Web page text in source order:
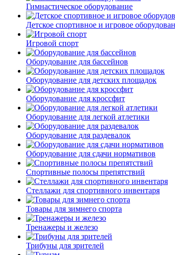
Гимнастическое оборудование
Детское спортивное и игровое
Игровой спорт
Оборудование для бассейнов
Оборудование для детских площадок
Оборудование для кроссфит
Оборудование для легкой атлетики
Оборудование для раздевалок
Оборудование для сдачи нормативов
Спортивные полосы препятствий
Стеллажи для спортивного инвентаря
Товары для зимнего спорта
Тренажеры и железо
Трибуны для зрителей